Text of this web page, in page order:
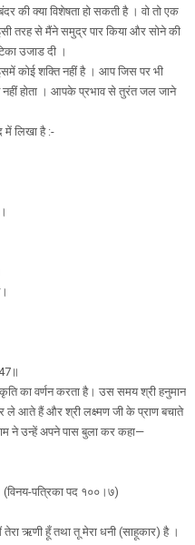
की क्या विशेषता हो सकती है । वो तो एक
तरह से मैंने समुद्र पार किया और सोने की
उजाड दी ।
कोई शक्ति नहीं है । आप जिस पर भी
होता । आपके प्रभाव से तुरंत जल जाने
लिखा है :-
का वर्णन करता है। उस समय श्री हनुमान
ले आते हैं और श्री लक्ष्मण जी के प्राण बचाते
ने उन्हें अपने पास बुला कर कहा—
पत्रिका पद १००।७)
तेरा ऋणी हूँ तथा तू मेरा धनी (साहूकार) है ।